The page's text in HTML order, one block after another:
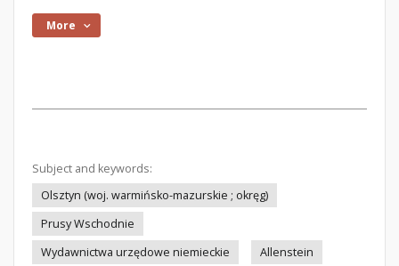
More
Subject and keywords:
Olsztyn (woj. warmińsko-mazurskie ; okręg)
Prusy Wschodnie
Wydawnictwa urzędowe niemieckie
Allenstein